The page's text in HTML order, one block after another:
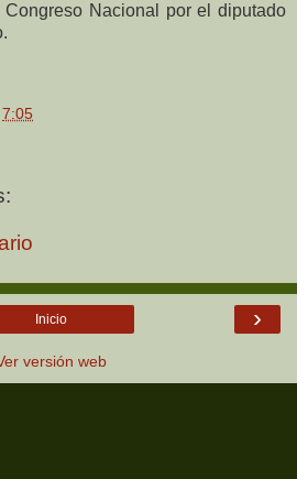
Nacional por el diputado
7:05
›
Inicio
versión web